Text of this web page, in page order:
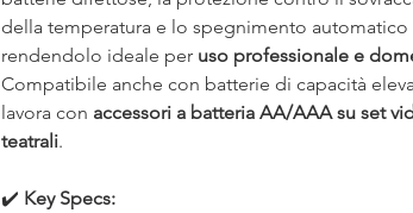
della temperatura e lo spegnimento automatico
rendendolo ideale per uso professionale e
Compatibile anche con batterie di capacità
lavora con accessori a batteria AA/AAA su set
teatrali.
✔️ Key Specs: